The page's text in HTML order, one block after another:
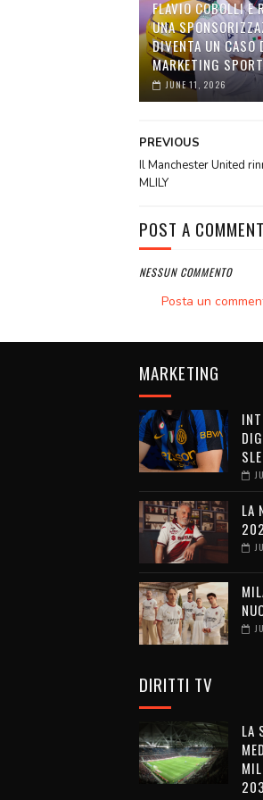
FLAVIO COBOLLI E
UNA
DIVENTA UN CASO
MARKETING
JUNE 11, 2026
PREVIOUS
Il Manchester United
MLILY
POST A COMMENT
NESSUN COMMENTO
Posta un
MARKETING
LA
DIRITTI TV
LA